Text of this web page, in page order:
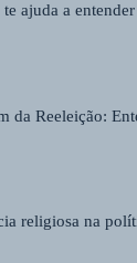
ajuda a entender
da Reeleição:
religiosa na